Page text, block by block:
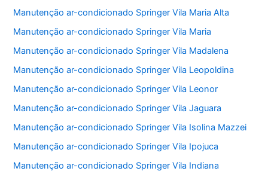
Manutenção ar-condicionado Springer Vila Maria Alta
Manutenção ar-condicionado Springer Vila Maria
Manutenção ar-condicionado Springer Vila Madalena
Manutenção ar-condicionado Springer Vila Leopoldina
Manutenção ar-condicionado Springer Vila Leonor
Manutenção ar-condicionado Springer Vila Jaguara
Manutenção ar-condicionado Springer Vila Isolina Mazzei
Manutenção ar-condicionado Springer Vila Ipojuca
Manutenção ar-condicionado Springer Vila Indiana